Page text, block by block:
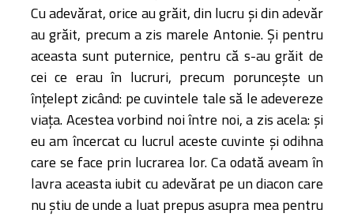
Cu adevărat, orice au grăit, din lucru şi din adevăr
au grăit, precum a zis marele Antonie. Şi pentru
aceasta sunt puternice, pentru că s-au grăit de
cei ce erau în lucruri, precum porunceşte un
înţelept zicând: pe cuvintele tale să le adevereze
viaţa. Acestea vorbind noi între noi, a zis acela: şi
eu am încercat cu lucrul aceste cuvinte şi odihna
care se face prin lucrarea lor. Ca odată aveam în
lavra aceasta iubit cu adevărat pe un diacon care
nu ştiu de unde a luat prepus asupra mea pentru